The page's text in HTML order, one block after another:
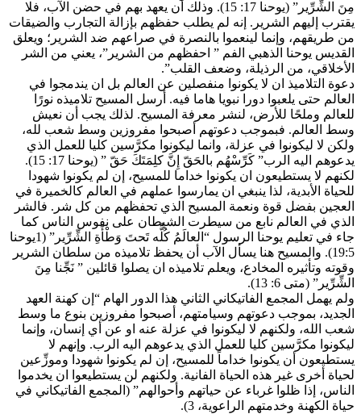
مِنَ الشِّرِّير” (يوحنا 17: 15). وذلك أن يعهد بهم في حضن الآب، فلا
يقترب إليهم الشرير. إنه لم يطلب حفظهم بإزالة التجارب والضيقات
من طريقهم، وإنما لينعموا بالنصرة في صراعهم ضد الشرير؛ ويعلق
القديس يوحنا الذهبي الفم ” احفظهم من الشرير”، يعني من الشر
الأخلاقي، من الرذيلة، وضعف القلب”.
دعوة التلاميذ ان لا يكونوا منفصلين عن العالم بل ان يندمجوا في
العالم حتى يلعبوا دورا نبويا هاما فيه. أرسل المسيح تلاميذه نورًا
للعالم وملحًا للأرض، لنشر معرفة المسيح. لذلك يجب أن نعيش
وسط العالم. فبموجب دعوتهم أصبحوا مفروزين وسط شعب لله،
ولكن لا ليكونوا في عزلة، وانما ليكونوا مكرَّسين كليا للعمل الذي
يدعوهم اليه الرب” كَرِّسْهُم بالحَقّ إِنَّ كلِمَتَكَ حَقّ ” (يوحنا 17: 15).
لكنهم لا يستطيعون ان يكونوا خداما للمسيح، إن لم يكونوا شهودا
للحياة الأبدية، لذا ينبغي ان يمارسوا عملهم في العالم كالخميرة في
العجين بفضل قوة ونعمة المسيح الذي تحفظهم من كل شر. فالشر
الذي في العالم نابع من سيطرت الشيطان على نفوس الناس كما
جاء في تعليم يوحنا الرسول “العالَمُ كُلُّه تَحتَ وَطْأَةِ الشِّرِّير” (1يوحنا
19:5). والمسيح هنا يسأل الآب أن يحفظ تلاميذه من سلطان الشرير
وقوته وتأثيره المخادع، ويعلم تلاميذه ان يصلوا قائلين ” نَجِّنا مِنَ
الشِّرِّير” (متى 6: 13).
ولم يهمل المجمع الفاتيكاني الثاني هذا الدور الهام “إن كهنة العهد
الجديد، بموجب دعوتهم وسيامتهم، أصبحوا مفروزين بنوع ما وسط
شعب الله، ولكنهم لا ليكونوا في عزلة عنه او عن أي إنسان، وإنما
ليكونوا مكرَّسين كليا للعمل الذي يدعوهم اليه الرب. وإنهم لا
يستطيعون أن يكونوا خداماً للمسيح، إن لم يكونوا شهودا وموزِّعين
لحياة أخرى غير هذه الحياة الفانية. ولكنهم لن يستطيعوا ان يخدموا
الناس، إذا ظلوا غرباء عن حياتهم وأحوالهم” (المجمع الفاتيكاني في
حياة الكهنة وخدمتهم الراعوية، 3).